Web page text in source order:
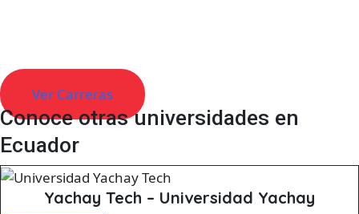
Ver Carreras
Conoce otras universidades en
Ecuador
Yachay Tech – Universidad Yachay